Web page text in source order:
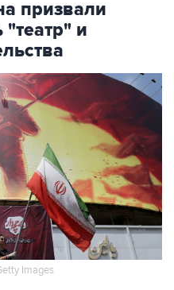
призвали
"театр" и
Images